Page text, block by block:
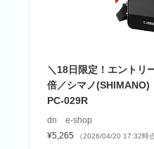
＼18日限定！エントリ
倍／シマノ(SHIMANO)
PC-029R
dn e-shop
¥5,265
（2026/04/20 17:32時